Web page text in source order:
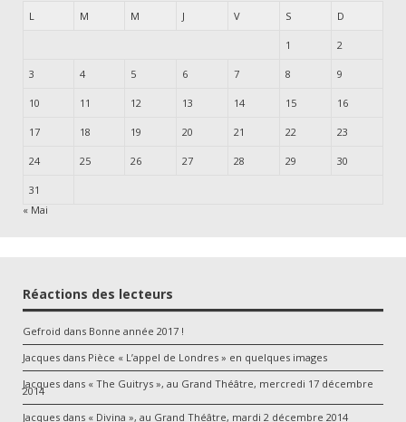
L M M J V S D
1 2
3 4 5 6 7 8 9
10 11 12 13 14 15 16
17 18 19 20 21 22 23
24 25 26 27 28 29 30
31
« Mai
Réactions des lecteurs
Gefroid dans Bonne année 2017 !
Jacques dans Pièce « L’appel de Londres » en quelques images
Jacques dans « The Guitrys », au Grand Théâtre, mercredi 17 décembre
2014
Jacques dans « Divina », au Grand Théâtre, mardi 2 décembre 2014